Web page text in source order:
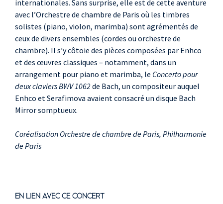
internationales. Sans surprise, elle est de cette aventure
avec l’Orchestre de chambre de Paris où les timbres
solistes (piano, violon, marimba) sont agrémentés de
ceux de divers ensembles (cordes ou orchestre de
chambre). Il s’y côtoie des pièces composées par Enhco
et des œuvres classiques – notamment, dans un
arrangement pour piano et marimba, le Concerto pour
deux claviers BWV 1062de Bach, un compositeur auquel
Enhco et Serafimova avaient consacré un disque Bach
Mirror somptueux.
Coréalisation Orchestre de chambre de Paris, Philharmonie
de Paris
EN LIEN AVEC CE CONCERT